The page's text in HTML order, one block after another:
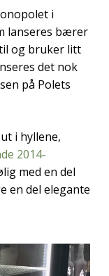
i
lanseres bærer
og bruker litt
det nok
på Polets
i hyllene,
2014-
med en del
en del elegante